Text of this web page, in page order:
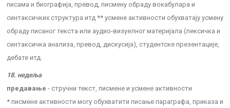
писама и биографија, превод, писмену обраду вокабулара и
синтаксичких структура итд ** усмене активности обухватају усмену
обраду писаног текста или аудио-визуелног материјала (лексичка и
синтаксичка анализа, превод, дискусија), студентске презентације,
дебате итд.
18. недеља
предавање - стручни текст, писмене и усмене активности
* писмене активности могу обухватити писање параграфа, приказа и